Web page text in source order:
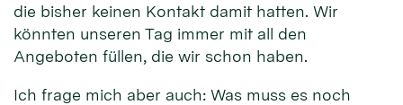
die bisher keinen Kontakt damit hatten. Wir
könnten unseren Tag immer mit all den
Angeboten füllen, die wir schon haben.
Ich frage mich aber auch: Was muss es noch